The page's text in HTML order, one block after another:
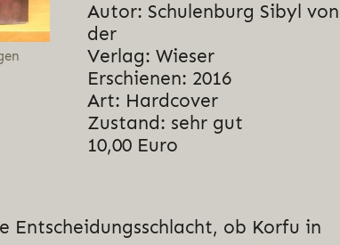
Autor: Schulenburg Sibyl von
der
Verlag: Wieser
Erschienen: 2016
Art: Hardcover
Zustand: sehr gut
10,00 Euro
Entscheidungsschlacht, ob Korfu in